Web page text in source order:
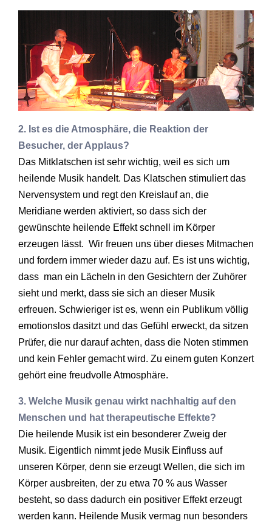
2. Ist es die Atmosphäre, die Reaktion der
Besucher, der Applaus?
Das Mitklatschen ist sehr wichtig, weil es sich um
heilende Musik handelt. Das Klatschen stimuliert das
Nervensystem und regt den Kreislauf an, die
Meridiane werden aktiviert, so dass sich der
gewünschte heilende Effekt schnell im Körper
erzeugen lässt. Wir freuen uns über dieses Mitmachen
und fordern immer wieder dazu auf. Es ist uns wichtig,
dass man ein Lächeln in den Gesichtern der Zuhörer
sieht und merkt, dass sie sich an dieser Musik
erfreuen. Schwieriger ist es, wenn ein Publikum völlig
emotionslos dasitzt und das Gefühl erweckt, da sitzen
Prüfer, die nur darauf achten, dass die Noten stimmen
und kein Fehler gemacht wird. Zu einem guten Konzert
gehört eine freudvolle Atmosphäre.
3. Welche Musik genau wirkt nachhaltig auf den
Menschen und hat therapeutische Effekte?
Die heilende Musik ist ein besonderer Zweig der
Musik. Eigentlich nimmt jede Musik Einfluss auf
unseren Körper, denn sie erzeugt Wellen, die sich im
Körper ausbreiten, der zu etwa 70 % aus Wasser
besteht, so dass dadurch ein positiver Effekt erzeugt
werden kann. Heilende Musik vermag nun besonders